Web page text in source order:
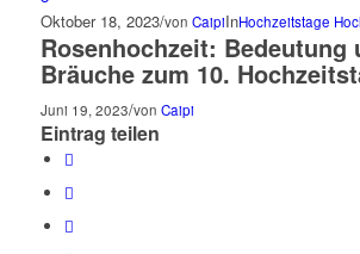
Oktober 18, 2023/von CaipiInHochzeitstage
Rosenhochzeit: Bedeutung
Bräuche zum 10.
Juni 19, 2023/von Caipi
Eintrag teilen